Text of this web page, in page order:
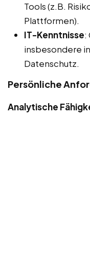
Tools (z.B.
Plattformen).
IT-Kenntnisse:
insbesondere
Datenschutz.
Persönliche
Analytische